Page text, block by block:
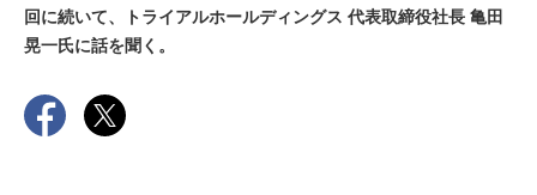
回に続いて、トライアルホールディングス 代表取締役社長 亀田
晃一氏に話を聞く。